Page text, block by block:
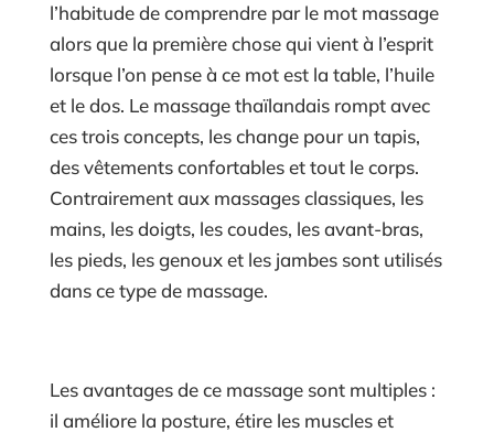
l’habitude de comprendre par le mot massage
alors que la première chose qui vient à l’esprit
lorsque l’on pense à ce mot est la table, l’huile
et le dos. Le massage thaïlandais rompt avec
ces trois concepts, les change pour un tapis,
des vêtements confortables et tout le corps.
Contrairement aux massages classiques, les
mains, les doigts, les coudes, les avant-bras,
les pieds, les genoux et les jambes sont utilisés
dans ce type de massage.
Les avantages de ce massage sont multiples :
il améliore la posture, étire les muscles et